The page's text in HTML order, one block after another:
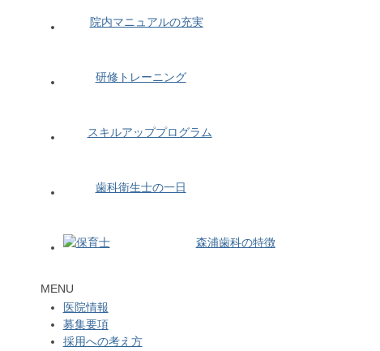
院内マニュアルの充実
研修トレーニング
スキルアッププログラム
歯科衛生士の一日
森浦歯科の特徴
MENU
医院情報
募集要項
採用への考え方